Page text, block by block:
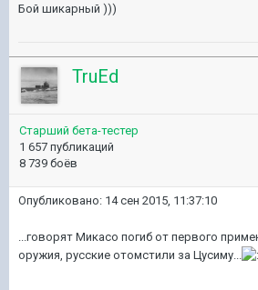
Бой шикарный )))
TruEd
Старший бета-тестер
1 657 публикаций
8 739 боёв
Опубликовано: 14 сен 2015, 11:37:10
...говорят Микасо погиб от первого
оружия, русские отомстили за Цусиму...